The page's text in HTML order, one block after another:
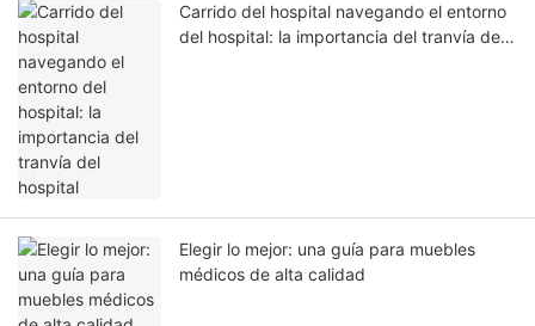
Carrido del hospital navegando el entorno
del hospital: la importancia del tranvía del
Elegir lo mejor: una guía para muebles
médicos de alta calidad